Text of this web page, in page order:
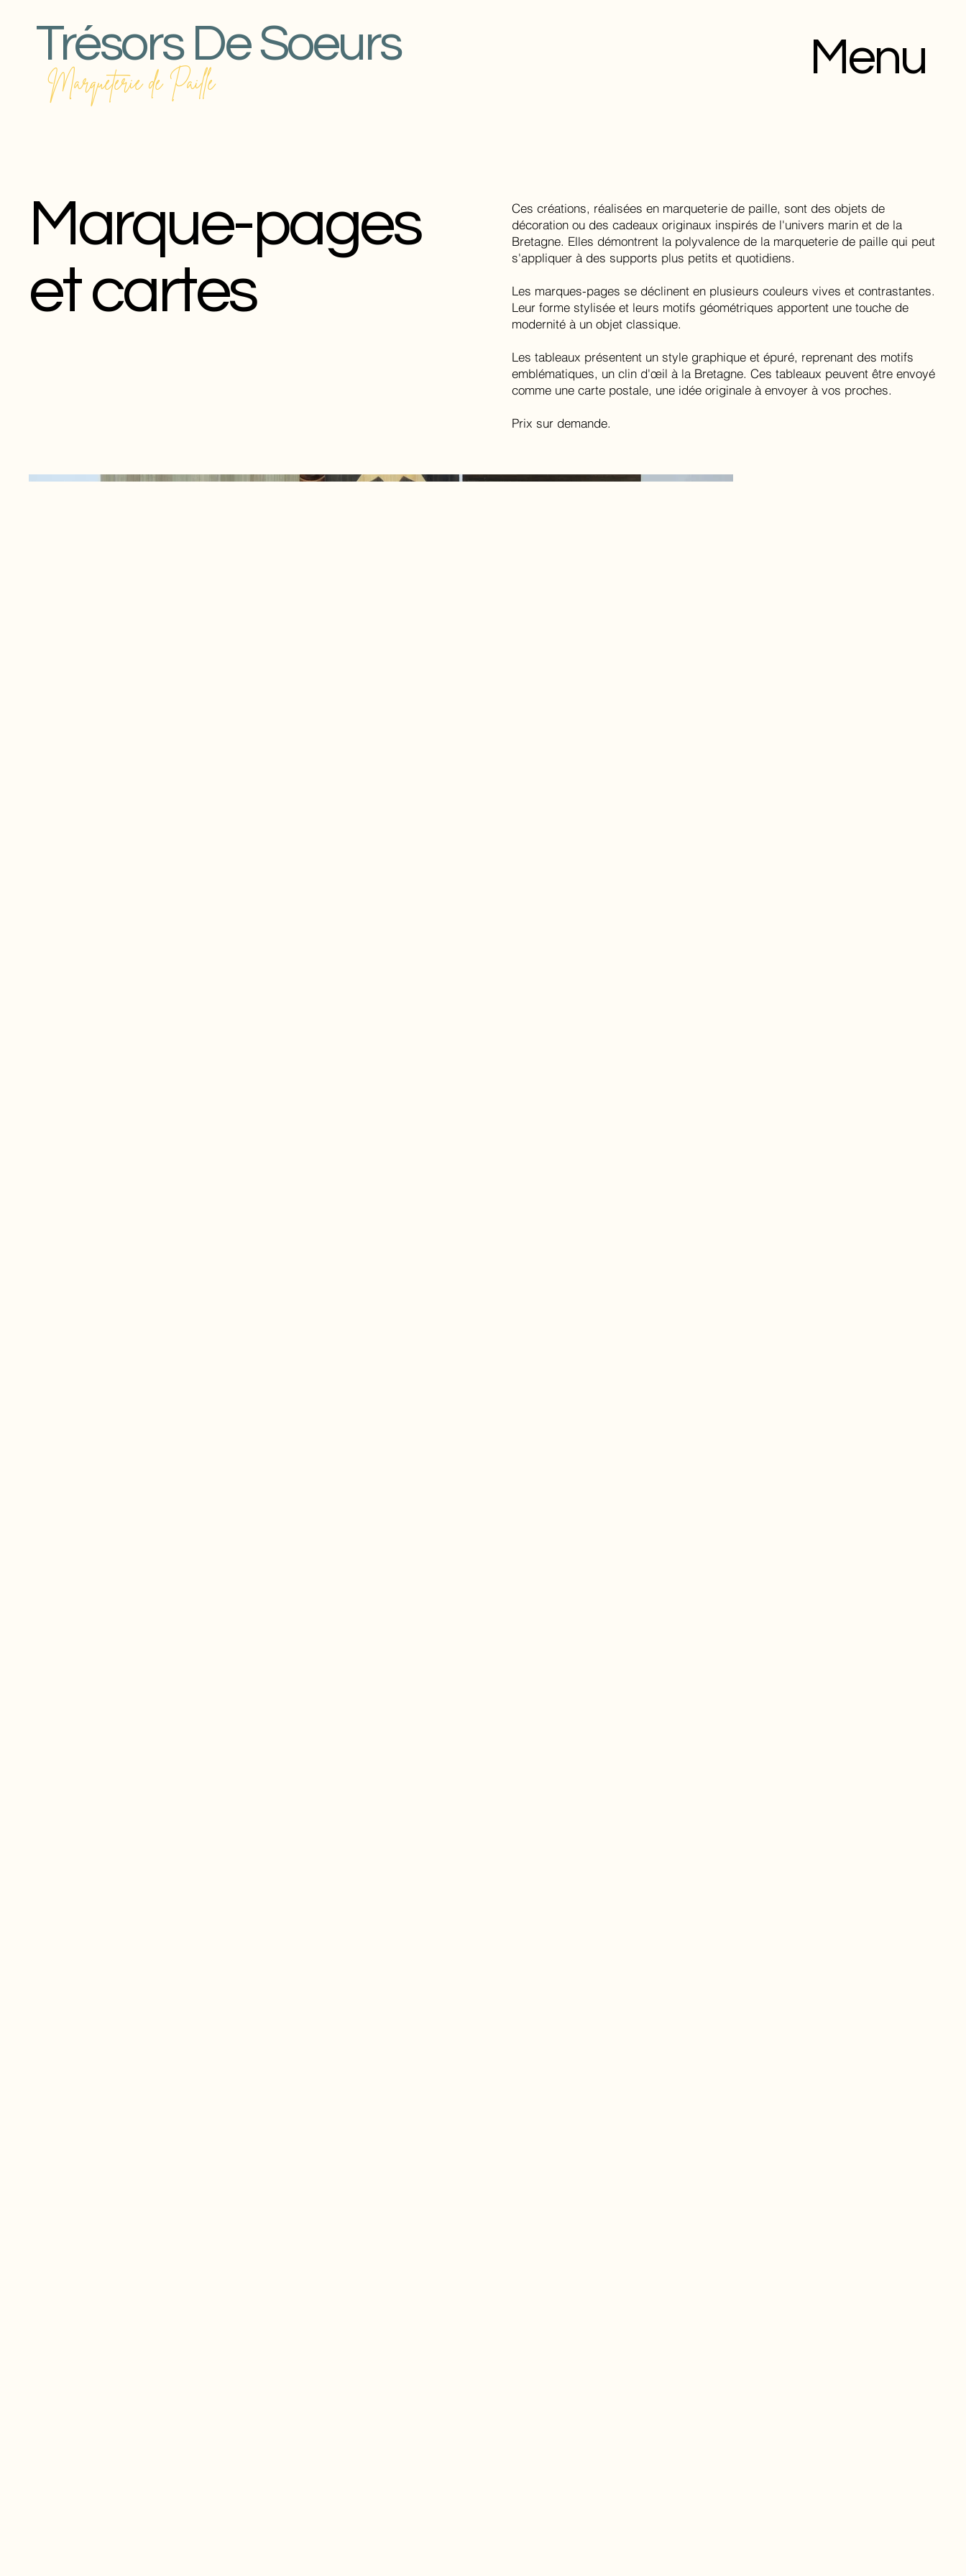
Trésors De Soeurs
Marqueterie de Paille Menu
Marque-pages
et cartes
Ces créations, réalisées en marqueterie de paille, sont des objets de
décoration ou des cadeaux originaux inspirés de l'univers marin et de la
Bretagne. Elles démontrent la polyvalence de la marqueterie de paille qui peut
s'appliquer à des supports plus petits et quotidiens.
Les marques-pages se déclinent en plusieurs couleurs vives et contrastantes.
Leur forme stylisée et leurs motifs géométriques apportent une touche de
modernité à un objet classique.
Les tableaux présentent un style graphique et épuré, reprenant des motifs
emblématiques, un clin d'œil à la Bretagne. Ces tableaux peuvent être envoyé
comme une carte postale, une idée originale à envoyer à vos proches.
Prix sur demande.